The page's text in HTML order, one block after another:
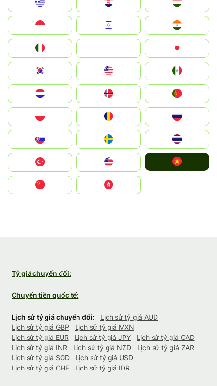
Magyarország
South Korea
United States
中國香港特別行政區
Tỷ giá chuyển đổi:
Chuyển tiền quốc tế:
Lịch sử tỷ giá chuyển đổi:
Lịch sử tỷ giá AUD
Lịch sử tỷ giá GBP
Lịch sử tỷ giá MXN
Lịch sử tỷ giá EUR
Lịch sử tỷ giá JPY
Lịch sử tỷ giá CAD
Lịch sử tỷ giá INR
Lịch sử tỷ giá NZD
Lịch sử tỷ giá ZAR
Lịch sử tỷ giá SGD
Lịch sử tỷ giá USD
Lịch sử tỷ giá CHF
Lịch sử tỷ giá IDR